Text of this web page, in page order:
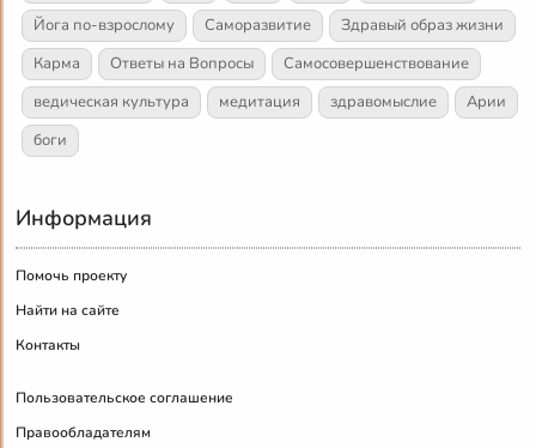
Йога по-взрослому
Саморазвитие
Здравый образ жизни
Карма
Ответы на Вопросы
Самосовершенствование
ведическая культура
медитация здравомыслие
Арии
боги
Информация
Помочь проекту
Найти на сайте
Контакты
Пользовательское соглашение
Правообладателям